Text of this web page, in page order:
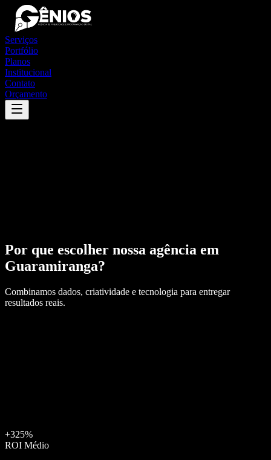
Serviços
Portfólio
Planos
Institucional
Contato
Orçamento
Por que escolher nossa agência em
Guaramiranga?
Combinamos dados, criatividade e tecnologia para entregar
resultados reais.
+325%
ROI Médio